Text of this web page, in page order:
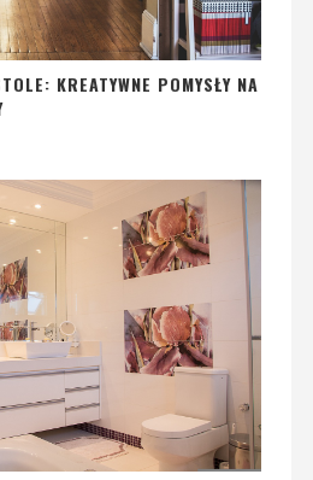
KREATYWNE POMYSŁY NA